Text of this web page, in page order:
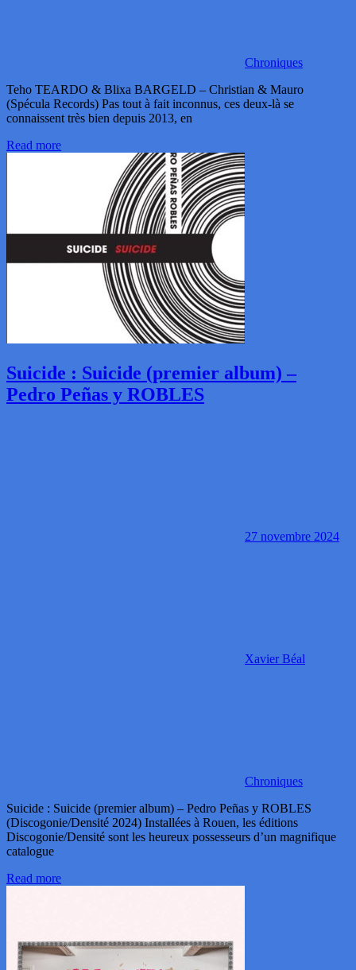
Chroniques
Teho TEARDO & Blixa BARGELD – Christian & Mauro
(Spécula Records) Pas tout à fait inconnus, ces deux-là se
connaissent très bien depuis 2013, en
Read more
Suicide : Suicide (premier album) –
Pedro Peñas y ROBLES
27 novembre 2024
Xavier Béal
Chroniques
Suicide : Suicide (premier album) – Pedro Peñas y ROBLES
(Discogonie/Densité 2024) Installées à Rouen, les éditions
Discogonie/Densité sont les heureux possesseurs d’un magnifique
catalogue
Read more